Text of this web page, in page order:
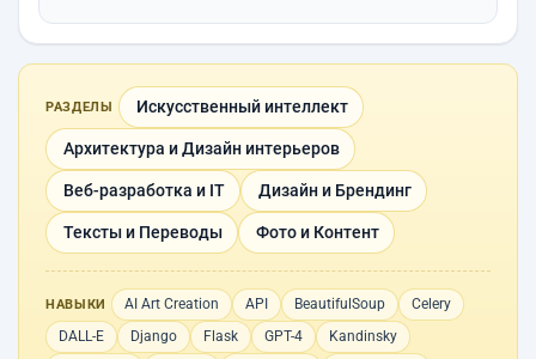
РАЗДЕЛЫ Искусственный интеллект
Архитектура и Дизайн интерьеров
Веб-разработка и IT Дизайн и Брендинг
Тексты и Переводы Фото и Контент
НАВЫКИ AI Art Creation API BeautifulSoup
Celery
DALL-E
Django Flask GPT-4
Kandinsky